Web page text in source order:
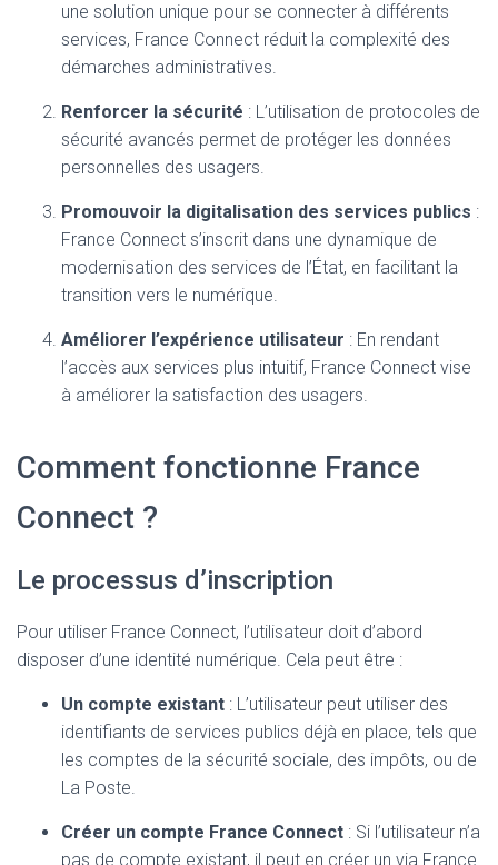
une solution unique pour se connecter à différents
services, France Connect réduit la complexité des
démarches administratives.
Renforcer la sécurité : L’utilisation de protocoles de
sécurité avancés permet de protéger les données
personnelles des usagers.
Promouvoir la digitalisation des services publics :
France Connect s’inscrit dans une dynamique de
modernisation des services de l’État, en facilitant la
transition vers le numérique.
Améliorer l’expérience utilisateur : En rendant
l’accès aux services plus intuitif, France Connect vise
à améliorer la satisfaction des usagers.
Comment fonctionne France
Connect ?
Le processus d’inscription
Pour utiliser France Connect, l’utilisateur doit d’abord
disposer d’une identité numérique. Cela peut être :
Un compte existant : L’utilisateur peut utiliser des
identifiants de services publics déjà en place, tels que
les comptes de la sécurité sociale, des impôts, ou de
La Poste.
Créer un compte France Connect : Si l’utilisateur n’a
pas de compte existant, il peut en créer un via France